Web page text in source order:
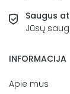
Saugus
Jūsų
INFORMACIJA
Apie mus